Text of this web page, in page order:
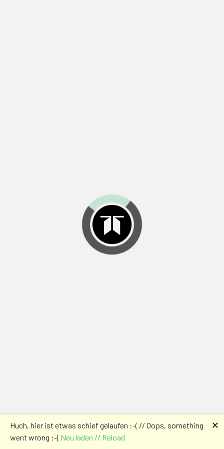
Huch, hier ist etwas schief gelaufen :-( // Oops, something
went wrong :-( Neu laden // Reload
🗙